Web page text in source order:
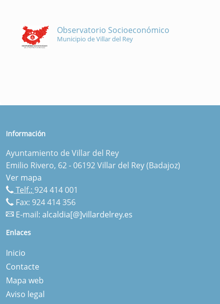
Observatorio Socioeconómico
Municipio de Villar del Rey
Información
Ayuntamiento de Villar del Rey
Emilio Rivero, 62 - 06192 Villar del Rey (Badajoz)
Ver mapa
Telf.: 924 414 001
Fax: 924 414 356
E-mail: alcaldia[@]villardelrey.es
Enlaces
Inicio
Contacte
Mapa web
Aviso legal